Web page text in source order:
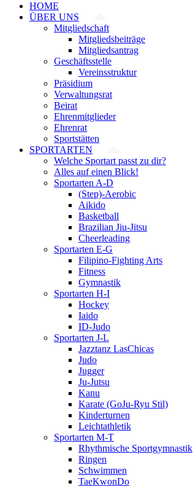
HOME
ÜBER UNS
Mitgliedschaft
Mitgliedsbeiträge
Mitgliedsantrag
Geschäftsstelle
Vereinsstruktur
Präsidium
Verwaltungsrat
Beirat
Ehrenmitglieder
Ehrenrat
Sportstätten
SPORTARTEN
Welche Sportart passt zu dir?
Alles auf einen Blick!
Sportarten A-D
(Step)-Aerobic
Aikido
Basketball
Brazilian Jiu-Jitsu
Cheerleading
Sportarten E-G
Filipino-Fighting Arts
Fitness
Gymnastik
Sportarten H-I
Hockey
Iaido
ID-Judo
Sportarten J-L
Jazztanz LasChicas
Judo
Jugger
Ju-Jutsu
Kanu
Karate (GoJu-Ryu Stil)
Kinderturnen
Leichtathletik
Sportarten M-T
Rhythmische Sportgymnastik
Ringen
Schwimmen
TaeKwonDo